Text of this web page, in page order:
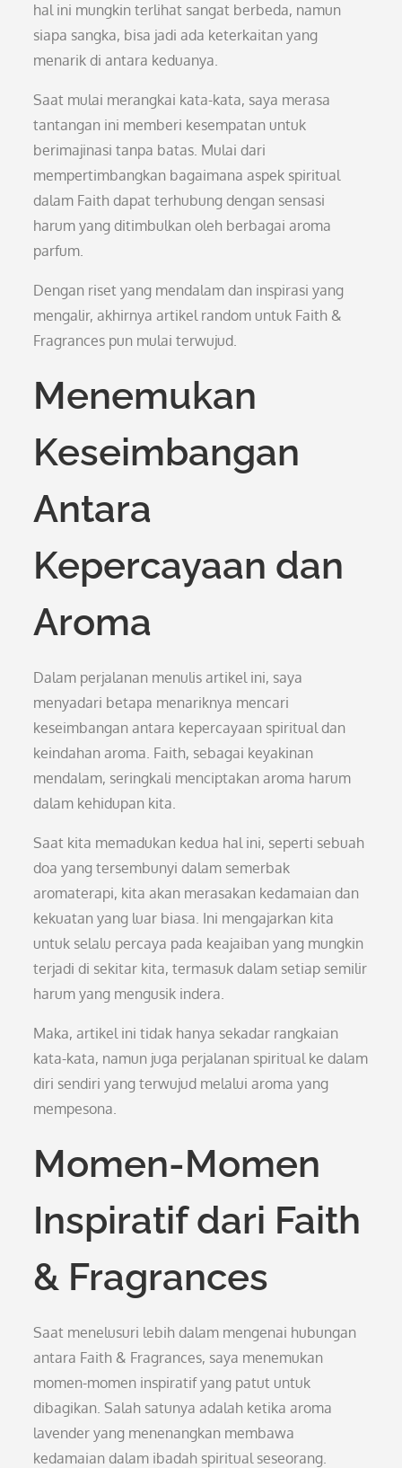
hal ini mungkin terlihat sangat berbeda, namun
siapa sangka, bisa jadi ada keterkaitan yang
menarik di antara keduanya.
Saat mulai merangkai kata-kata, saya merasa
tantangan ini memberi kesempatan untuk
berimajinasi tanpa batas. Mulai dari
mempertimbangkan bagaimana aspek spiritual
dalam Faith dapat terhubung dengan sensasi
harum yang ditimbulkan oleh berbagai aroma
parfum.
Dengan riset yang mendalam dan inspirasi yang
mengalir, akhirnya artikel random untuk Faith &
Fragrances pun mulai terwujud.
Menemukan
Keseimbangan
Antara
Kepercayaan dan
Aroma
Dalam perjalanan menulis artikel ini, saya
menyadari betapa menariknya mencari
keseimbangan antara kepercayaan spiritual dan
keindahan aroma. Faith, sebagai keyakinan
mendalam, seringkali menciptakan aroma harum
dalam kehidupan kita.
Saat kita memadukan kedua hal ini, seperti sebuah
doa yang tersembunyi dalam semerbak
aromaterapi, kita akan merasakan kedamaian dan
kekuatan yang luar biasa. Ini mengajarkan kita
untuk selalu percaya pada keajaiban yang mungkin
terjadi di sekitar kita, termasuk dalam setiap semilir
harum yang mengusik indera.
Maka, artikel ini tidak hanya sekadar rangkaian
kata-kata, namun juga perjalanan spiritual ke dalam
diri sendiri yang terwujud melalui aroma yang
mempesona.
Momen-Momen
Inspiratif dari Faith
& Fragrances
Saat menelusuri lebih dalam mengenai hubungan
antara Faith & Fragrances, saya menemukan
momen-momen inspiratif yang patut untuk
dibagikan. Salah satunya adalah ketika aroma
lavender yang menenangkan membawa
kedamaian dalam ibadah spiritual seseorang.